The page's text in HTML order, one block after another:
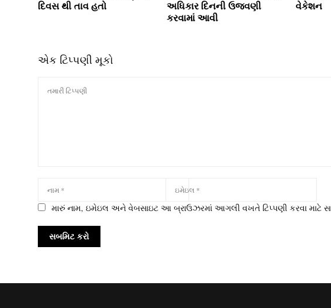
દિવસ થી તાવ હતો
અધિકાર દિનની ઉજવણી
કરવામાં આવી
વેકેશન
એક ટિપ્પણી મૂકો
મારું નામ, ઇમેઇલ અને વેબસાઇટ આ બ્રાઉઝરમાં આગલી વખતે ટિપ્પણી કરવા માટે